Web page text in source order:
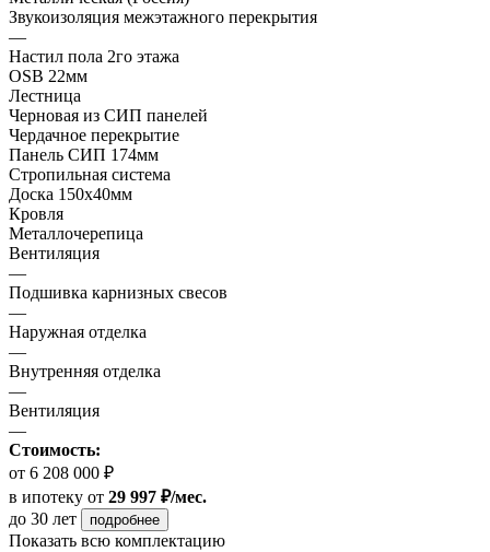
Звукоизоляция межэтажного перекрытия
—
Настил пола 2го этажа
OSB 22мм
Лестница
Черновая из СИП панелей
Чердачное перекрытие
Панель СИП 174мм
Стропильная система
Доска 150х40мм
Кровля
Металлочерепица
Вентиляция
—
Подшивка карнизных свесов
—
Наружная отделка
—
Внутренняя отделка
—
Вентиляция
—
Стоимость:
от 6 208 000 ₽
в ипотеку от 29 997 ₽/мес.
до 30 лет
подробнее
Показать всю комплектацию